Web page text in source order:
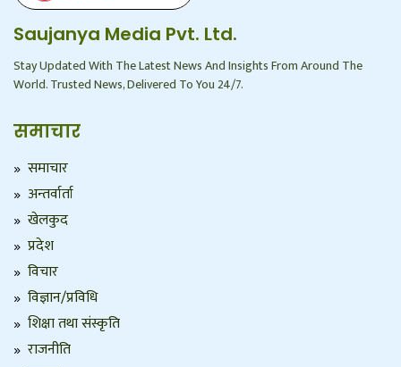
Saujanya Media Pvt. Ltd.
Stay Updated With The Latest News And Insights From Around The
World. Trusted News, Delivered To You 24/7.
समाचार
समाचार
अन्तर्वार्ता
खेलकुद
प्रदेश
विचार
विज्ञान/प्रविधि
शिक्षा तथा संस्कृति
राजनीति